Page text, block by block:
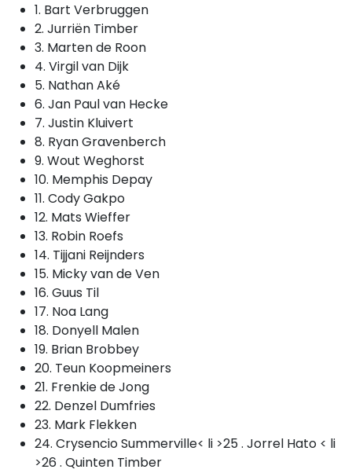
1. Bart Verbruggen
2. Jurriën Timber
3. Marten de Roon
4. Virgil van Dijk
5. Nathan Aké
6. Jan Paul van Hecke
7. Justin Kluivert
8. Ryan Gravenberch
9. Wout Weghorst
10. Memphis Depay
11. Cody Gakpo
12. Mats Wieffer
13. Robin Roefs
14. Tijjani Reijnders
15. Micky van de Ven
16. Guus Til
17. Noa Lang
18. Donyell Malen
19. Brian Brobbey
20. Teun Koopmeiners
21. Frenkie de Jong
22. Denzel Dumfries
23. Mark Flekken
24. Crysencio Summerville< li >25 . Jorrel Hato < li
>26 . Quinten Timber